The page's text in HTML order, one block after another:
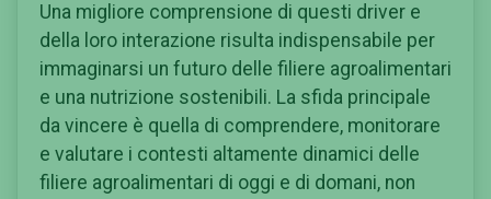
Una migliore comprensione di questi driver e
della loro interazione risulta indispensabile per
immaginarsi un futuro delle filiere agroalimentari
e una nutrizione sostenibili. La sfida principale
da vincere è quella di comprendere, monitorare
e valutare i contesti altamente dinamici delle
filiere agroalimentari di oggi e di domani, non